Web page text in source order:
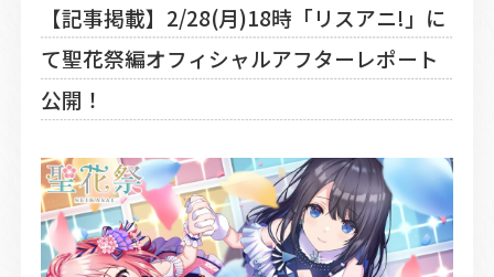
【記事掲載】2/28(月)18時「リスアニ!」に
て聖花祭編オフィシャルアフターレポート
公開！